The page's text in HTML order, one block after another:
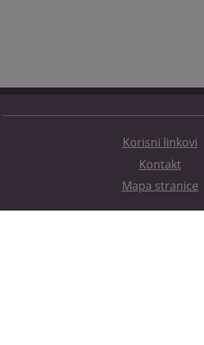
Korisni linkovi
Kontakt
Mapa stranice